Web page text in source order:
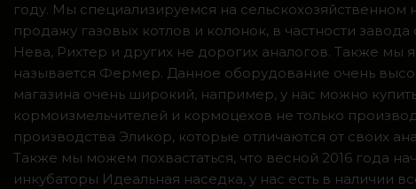
году. Мы специализируемся на
продажу газовых котлов и колонок, в частности
Нева, Рихтер и других не дорогих аналогов. Также
называется Фермер. Данное оборудование очень
магазина очень широкий, например, у нас можно
кормоизмельчителей и кормоцехов не только
производства Эликор, которые отличаются от своих
Также мы можем похвастаться, что весной 2016 года
инкубаторы Идеальная наседка, у нас есть в